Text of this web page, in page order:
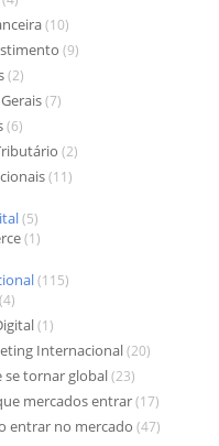
(10)
(9)
(2)
(7)
(6)
(2)
(11)
(5)
(1)
(115)
(4)
(1)
Internacional(20)
se tornar global(23)
mercados entrar(17)
entrar no mercado (47)